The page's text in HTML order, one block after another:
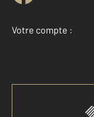
Votre compte :